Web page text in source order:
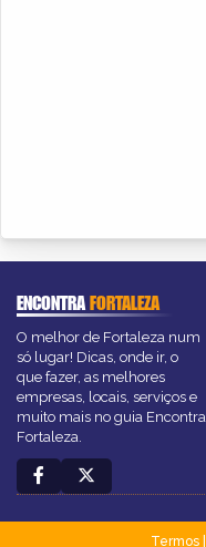
ENCONTRAFORTALEZA
O melhor de Fortaleza num
só lugar! Dicas, onde ir, o
que fazer, as melhores
empresas, locais, serviços e
muito mais no guia Encontra
Fortaleza.
Termos|